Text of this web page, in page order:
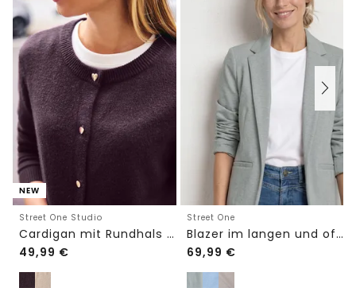
NEW
Street One Studio
Cardigan mit Rundhals und Knöpfen
49,99 €
Street One
Blazer im langen und offenen Schnitt
69,99 €